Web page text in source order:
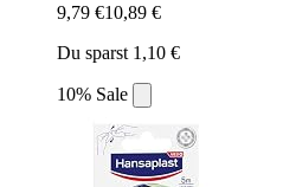
9,79 €10,89 €
Du sparst 1,10 €
10% Sale